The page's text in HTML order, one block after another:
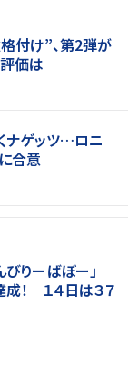
付け”、第2弾が
価は
ナゲッツ…ロニ
合意
びりーばぼー」
！ １４日は３７